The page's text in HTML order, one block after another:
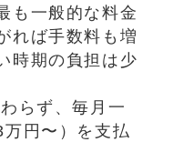
も一般的な料金
れば手数料も増
時期の負担は少
らず、毎月一
円〜）を支払